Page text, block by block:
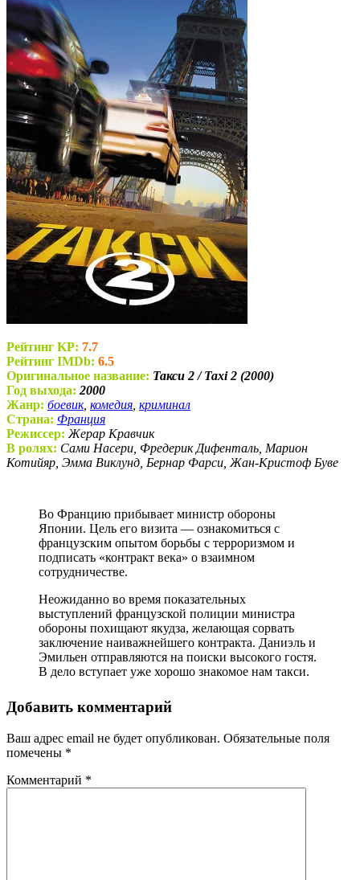
Рейтинг KP: 7.7
Рейтинг IMDb: 6.5
Оригинальное название: Такси 2 / Taxi 2 (2000)
Год выхода: 2000
Жанр: боевик, комедия криминал
Страна: Франция
Режиссер: Жерар Кравчик
В ролях: Сами Насери, Фредерик Дифенталь, Марион
Котийяр, Эмма Виклунд, Бернар Фарси, Жан-Кристоф Буве
Во Францию прибывает министр обороны
Японии. Цель его визита — ознакомиться с
французским опытом борьбы с терроризмом и
подписать «контракт века» о взаимном
сотрудничестве.
Неожиданно во время показательных
выступлений французской полиции министра
обороны похищают якудза, желающая сорвать
заключение наиважнейшего контракта. Даниэль и
Эмильен отправляются на поиски высокого гостя.
В дело вступает уже хорошо знакомое нам такси.
Добавить комментарий
Ваш адрес email не будет опубликован. Обязательные поля
помечены *
Комментарий *